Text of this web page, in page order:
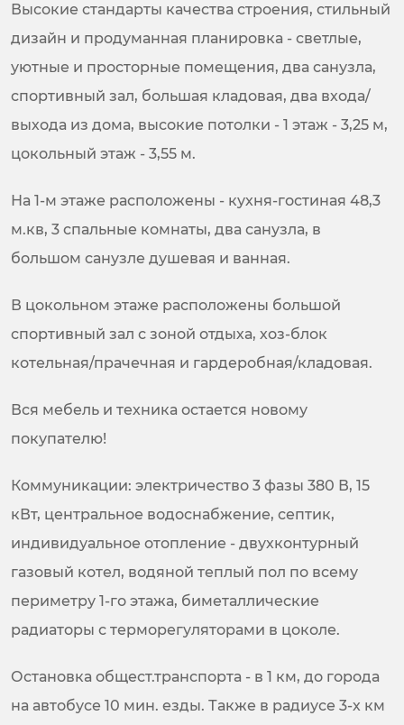
Высокие стандарты качества строения, стильный
дизайн и продуманная планировка - светлые,
уютные и просторные помещения, два санузла,
спортивный зал, большая кладовая, два входа/
выхода из дома, высокие потолки - 1 этаж - 3,25 м,
цокольный этаж - 3,55 м.
На 1-м этаже расположены - кухня-гостиная 48,3
м.кв, 3 спальные комнаты, два санузла, в
большом санузле душевая и ванная.
В цокольном этаже расположены большой
спортивный зал с зоной отдыха, хоз-блок
котельная/прачечная и гардеробная/кладовая.
Вся мебель и техника остается новому
покупателю!
Коммуникации: электричество 3 фазы 380 В, 15
кВт, центральное водоснабжение, септик,
индивидуальное отопление - двухконтурный
газовый котел, водяной теплый пол по всему
периметру 1-го этажа, биметаллические
радиаторы с терморегуляторами в цоколе.
Остановка общест.транспорта - в 1 км, до города
на автобусе 10 мин. езды. Также в радиусе 3-х км